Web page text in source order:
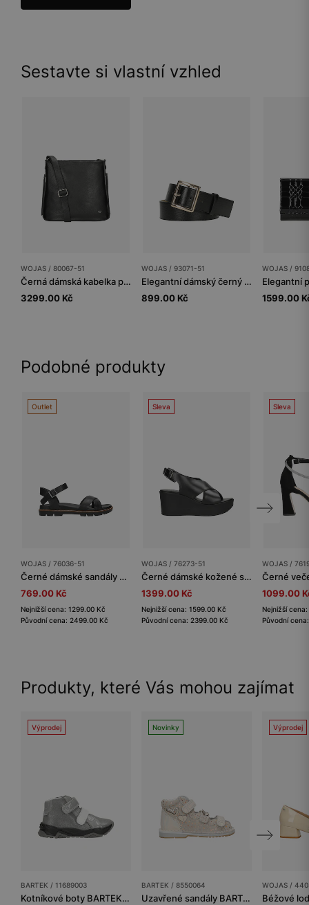
Sestavte si vlastní vzhled
WOJAS / 80067-51
Černá dámská kabelka přes rameno
3299.00 Kč
WOJAS / 93071-51
Elegantní dámský černý pásek se zlatou přezkou
899.00 Kč
WOJAS /
1599.00
Podobné produkty
Outlet
WOJAS / 76036-51
Černé dámské sandály z kvalitní hladké kůže
769.00 Kč
Nejnižší cena: 1299.00 Kč
Původní cena: 2499.00 Kč
Sleva
WOJAS / 76273-51
Černé dámské kožené sandály na klínovém podpatku
1399.00 Kč
Nejnižší cena: 1599.00 Kč
Původní cena: 2399.00 Kč
Sleva
WOJAS /
1099.00
Nejnižší
Původní
Produkty, které Vás mohou zajímat
Výprodej
BARTEK / 11689003
Kotníkové boty BARTEK 11689003, pro dívky, stříbrno-šedé
Novinky
BARTEK / 8550064
Uzavřené sandály BARTEK, 85500-64, pro dívky, béžovo-zlaté
Výprodej
WOJAS /